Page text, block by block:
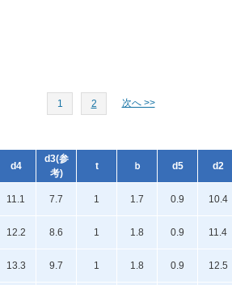
1 2 次へ >>
d4
d3(参
考)
t ｂ d5 d2
11.1 7.7 1 1.7 0.9 10.4
12.2 8.6 1 1.8 0.9 11.4
13.3 9.7 1 1.8 0.9 12.5